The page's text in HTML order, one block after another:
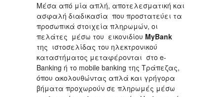
Μέσα από μία απλή, αποτελεσματική και
ασφαλή διαδικασία που προστατεύει τα
προσωπικά στοιχεία πληρωμών, οι
πελάτες μέσω του εικονιδίου MyBank
της ιστοσελίδας του ηλεκτρονικού
καταστήματος μεταφέρονται στο e-
Banking ή το mobile banking της Τράπεζας,
όπου ακολουθώντας απλά και γρήγορα
βήματα προχωρούν σε πληρωμές μέσω